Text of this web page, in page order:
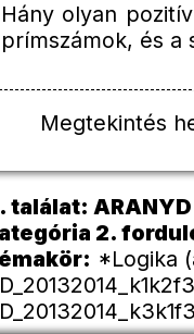
Hány olyan
prímszámok, és a
Megtekintés
találat:
2.
*Logika